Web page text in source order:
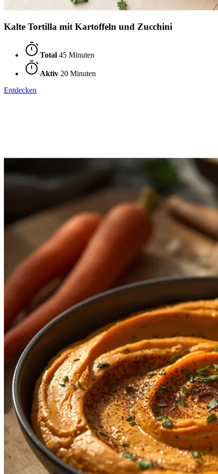
Kalte Tortilla mit Kartoffeln und Zucchini
Total 45 Minuten
Aktiv 20 Minuten
Entdecken